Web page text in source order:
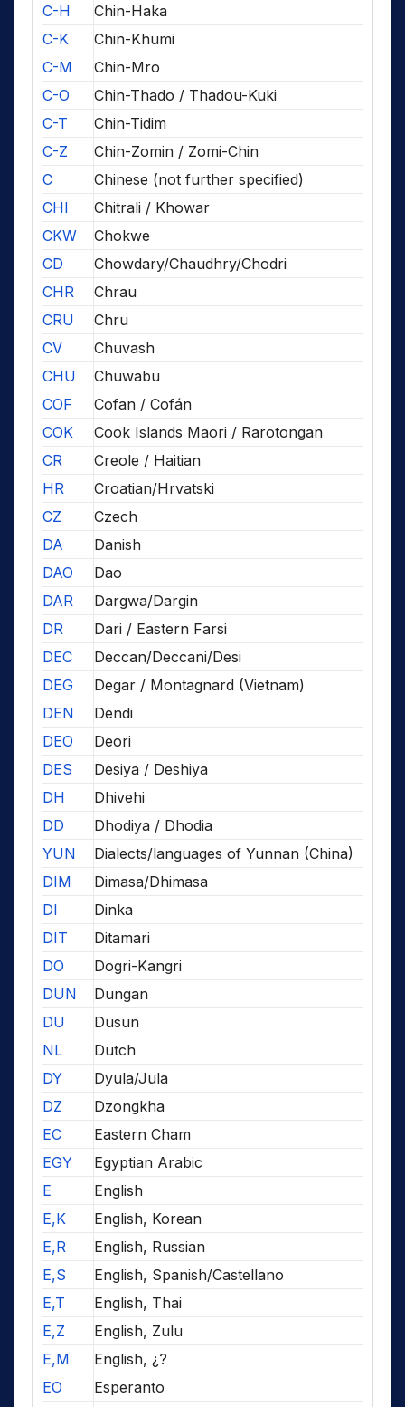
C-H
Chin-Haka
C-K
Chin-Khumi
C-M
Chin-Mro
C-O
Chin-Thado / Thadou-Kuki
C-T
Chin-Tidim
C-Z
Chin-Zomin / Zomi-Chin
C
Chinese (not further specified)
CHI
Chitrali / Khowar
CKW
Chokwe
CD
Chowdary/Chaudhry/Chodri
CHR
Chrau
CRU
Chru
CV
Chuvash
CHU
Chuwabu
COF
Cofan / Cofán
COK
Cook Islands Maori / Rarotongan
CR
Creole / Haitian
HR
Croatian/Hrvatski
CZ
Czech
DA
Danish
DAO
Dao
DAR
Dargwa/Dargin
DR
Dari / Eastern Farsi
DEC
Deccan/Deccani/Desi
DEG
Degar / Montagnard (Vietnam)
DEN
Dendi
DEO
Deori
DES
Desiya / Deshiya
DH
Dhivehi
DD
Dhodiya / Dhodia
YUN
Dialects/languages of Yunnan (China)
DIM
Dimasa/Dhimasa
DI
Dinka
DIT
Ditamari
DO
Dogri-Kangri
DUN
Dungan
DU
Dusun
NL
Dutch
DY
Dyula/Jula
DZ
Dzongkha
EC
Eastern Cham
EGY
Egyptian Arabic
E
English
E,K
English, Korean
E,R
English, Russian
E,S
English, Spanish/Castellano
E,T
English, Thai
E,Z
English, Zulu
E,M
English, ¿?
EO
Esperanto